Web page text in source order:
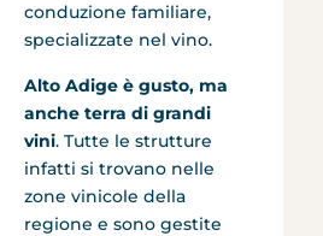
conduzione familiare,
specializzate nel vino.
Alto Adige è gusto, ma
anche terra di grandi
vini. Tutte le strutture
infatti si trovano nelle
zone vinicole della
regione e sono gestite